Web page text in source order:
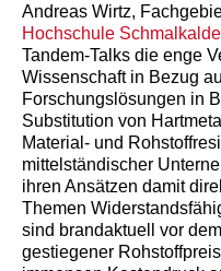
Andreas Wirtz,
Hochschule
Tandem-Talks die enge
Wissenschaft in Bezug
Forschungslösungen in
Substitution von
Material- und
mittelständischer
ihren Ansätzen damit
Themen
sind brandaktuell vor
gestiegener